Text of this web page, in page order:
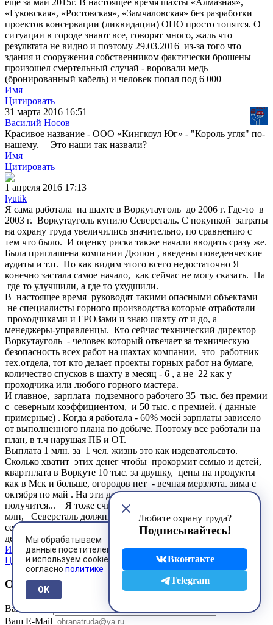
еще за май 2015г. В настоящее время шахты «Алмазная»,
«Гуковская», «Ростовская», «Замчаловская» без разработки
проектов консервации (ликвидации) ОПО просто топятся. О
ситуации в городе знают все, говорят много, жаль что
результата не видно и поэтому 29.03.2016 из-за того что
здания и сооружения собственником фактически брошены
произошел смертельный случай - воровали медь
(бронированный кабель) и человек попал под 6 000
Имя
Цитировать
31 марта 2016 16:51
Василий Носов
Красивое название - ООО «Кингкоул Юг» - "Король угля" по-
нашему. Это наши так назвали?
Имя
Цитировать
1 апреля 2016 17:13
lyutik
Я сама работала на шахте в Воркутауголь до 2006 г. Где-то в
2003 г. Воркутауголь купило Северсталь. С покупкой затраты
на охрану труда увеличились значительно, по сравнению с
тем что было. И оценку риска также начали вводить сразу же.
Была приглашена компании Дюпон , введены поведенческие
аудиты и т.п. Но как видим этого всего недостаточно Я
конечно застала самое начало, как сейчас не могу сказать. На
где то улучшили, а где то ухудшили.
В настоящее время руководят такими опасными объектами
не специалисты горного производства которые отработали
проходчиками и ГРОЗами и знаю шахту от и до, а
менеджеры-управленцы. Кто сейчас технический директор
Воркутауголь - человек который отвечает за техническую
безопасность всех работ на шахтах компании, это работник
тех.отдела, тот кто делает проекты горных работ на бумаге,
количество спусков в шахту в месяц - 6 , а не 22 как у
проходчика или любого горного мастера.
И главное, зарплата подземного рабочего 35 тыс. без премии
с северным коэффициентом, и 50 тыс. с премией. ( данные
примерные) . Когда я работала - 60% моей зарплаты зависело
от выполненного плана по добыче. Поэтому все работали на
план, в т.ч нарушая ПБ и ОТ.
Выплата 1 млн. за 1 чел. жизнь это как издевательсвто.
Сколько хватит этих денег чтобы прокормит семью и детей,
квартплата в Воркуте 10 тыс. за двушку, цены на продукты
как в Мск и больше, огородов нет - вечная мерзлота. зима с
октября по май . На эти деньги даже уехать из Воркуты не
получится... Я тоже считаю что кроме выплат в размере 1
млн, Северсталь должны брать на себя ответственность за
семью погибших и проводить выплаты до совершенолетия
детей.
Имя
Цитировать
Оставить комментарий
Ваше имя
Ваш E-Mail
Мы обрабатываем
данные посетителей
и используем cookies
согласно политике
ОК
Любите охрану труда?
Подписывайтесь!
Вконтакте
Telegram